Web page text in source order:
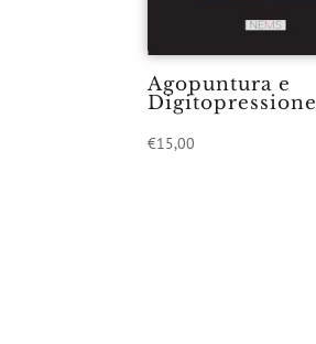
Agopuntura e
Digitopressione
€15,00